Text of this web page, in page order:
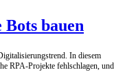
bauen
In diesem
RPA-Projekte fehlschlagen, und